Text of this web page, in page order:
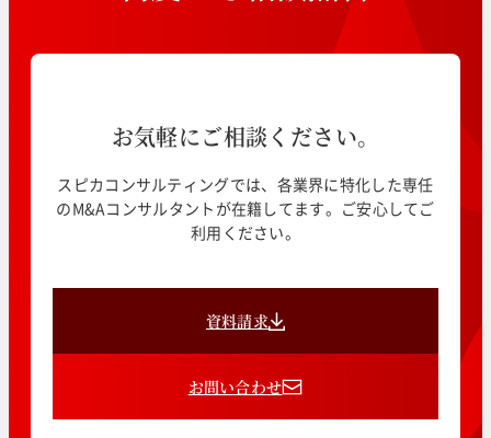
お気軽にご相談ください。
スピカコンサルティングでは、各業界に特化した専任
のM&Aコンサルタントが在籍してます。ご安心してご
利用ください。
資料請求
お問い合わせ